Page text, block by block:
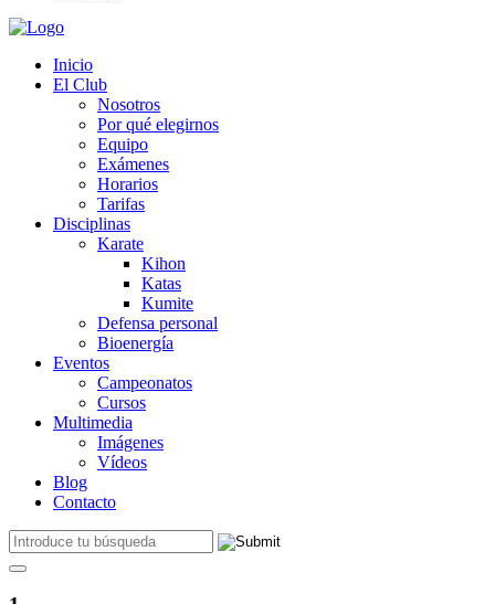
Inicio
El Club
Nosotros
Por qué elegirnos
Equipo
Exámenes
Horarios
Tarifas
Disciplinas
Karate
Kihon
Katas
Kumite
Defensa personal
Bioenergía
Eventos
Campeonatos
Cursos
Multimedia
Imágenes
Vídeos
Blog
Contacto